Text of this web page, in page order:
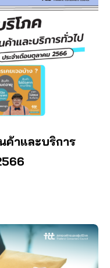
ค้าและบริการ